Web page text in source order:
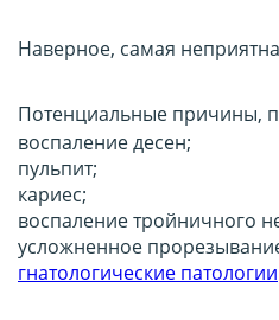
Наверное, самая
Потенциальные причины,
воспаление десен;
пульпит;
кариес;
воспаление тройничного
усложненное
гнатологические патологии